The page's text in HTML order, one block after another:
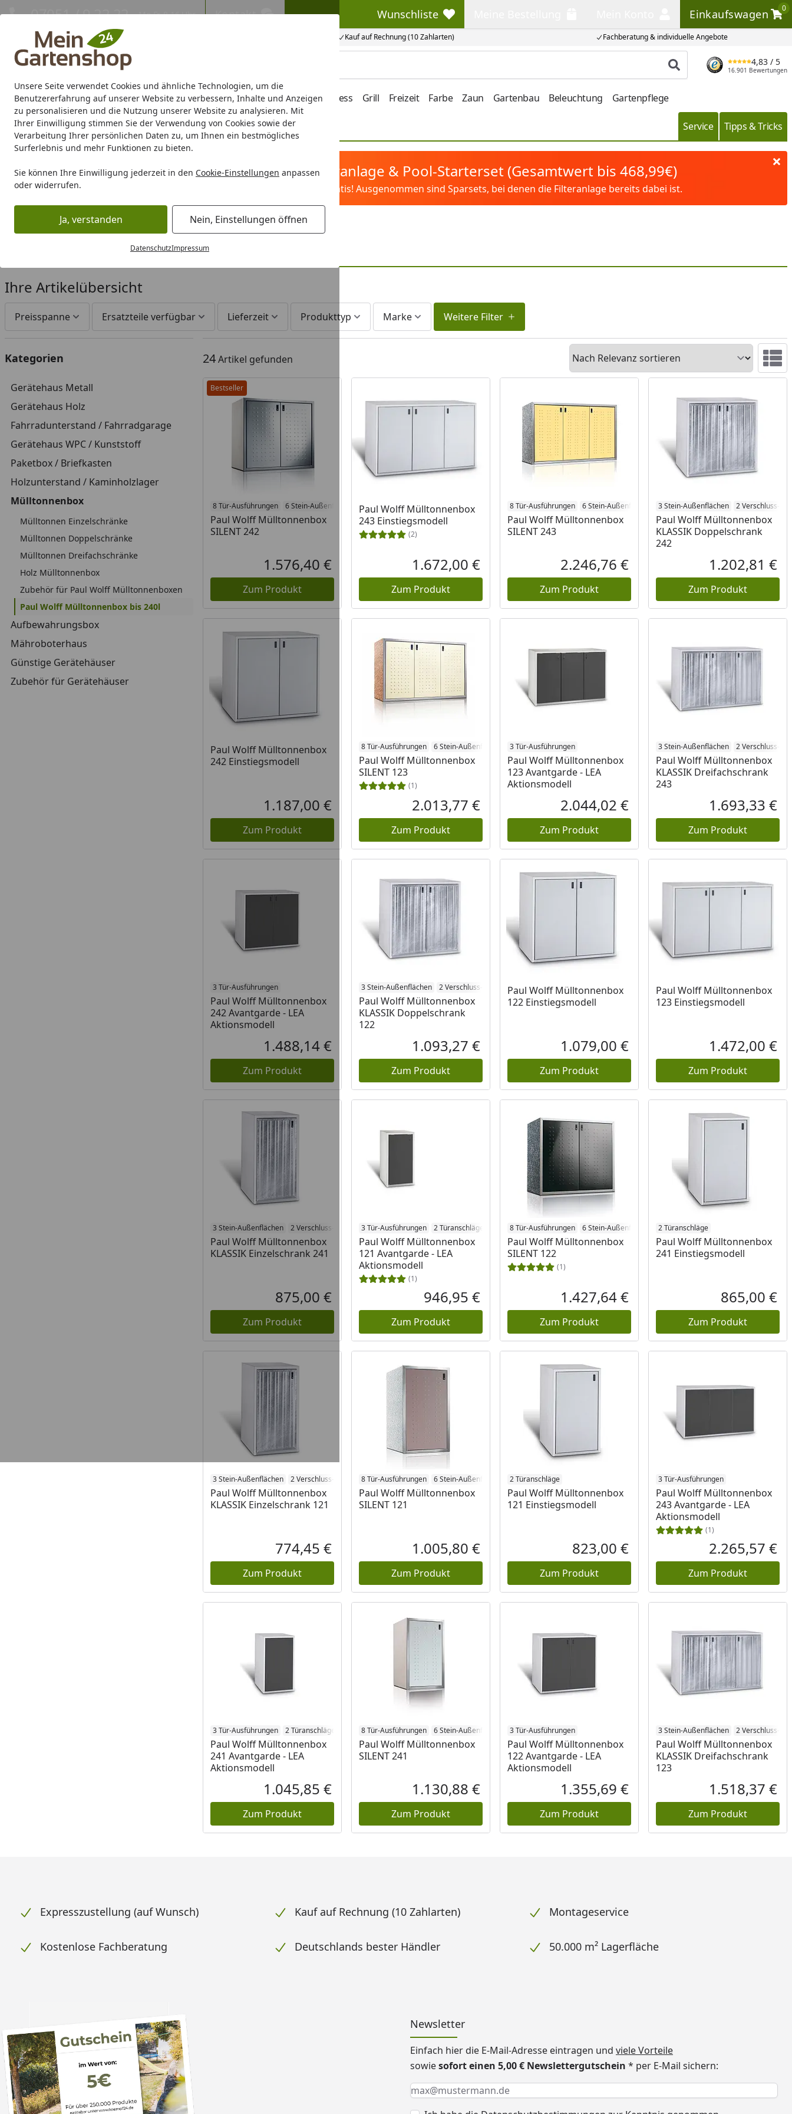
Unsere Seite verwendet Cookies und ähnliche Technologien, um die
Benutzererfahrung auf unserer Website zu verbessern, Inhalte und Anzeigen
zu personalisieren und die Nutzung unserer Website zu analysieren. Mit
Ihrer Einwilligung stimmen Sie der Verwendung von Cookies sowie der
Verarbeitung Ihrer persönlichen Daten zu, um Ihnen ein bestmögliches
Surferlebnis und mehr Funktionen zu bieten.
Sie können Ihre Einwilligung jederzeit in den Cookie-Einstellungen anpassen
oder widerrufen.
Ja, verstanden Nein, Einstellungen öffnen
DatenschutzImpressum
Eigene Montage-Teams Kauf auf Rechnung (10 Zahlarten) Fachberatung & individuelle Angebote
07051 / 9 22 22 Mo-Fr. 8-16 Uhr Kontakt Wunschliste
Wunschliste Einkaufswagen
0
Einkaufswagen
Produkt suchen
4,83 / 5
16.901 Bewertungen
Gartenhaus Gerätehaus Gewächshaus Carport/Garage/Vordach Wellness Grill Freizeit Farbe Zaun Gartenbau Beleuchtung Gartenpflege
Marken Sale % Service Tipps & Tricks
Karibu Pools inkl. gratis Sandfilteranlage & Pool-Starterset (Gesamtwert bis 468,99€)
Dein Traumpool im Sorglos-Paket: Filter&Pflege gratis! Ausgenommen sind Sparsets, bei denen die Filteranlage bereits dabei ist.
Startseite
Gerätehaus Mülltonnenbox Paul Wolff Mülltonnenbox bis 240l
Paul Wolff Mülltonnenbox bis 240l
Ihre Artikelübersicht
Preisspanne Ersatzteile verfügbar Lieferzeit Produkttyp Marke Weitere Filter
Kategorien
Gerätehaus Metall
Gerätehaus Holz
Fahrradunterstand / Fahrradgarage
Gerätehaus WPC / Kunststoff
Paketbox / Briefkasten
Holzunterstand / Kaminholzlager
Mülltonnenbox
Mülltonnen Einzelschränke
Mülltonnen Doppelschränke
Mülltonnen Dreifachschränke
Holz Mülltonnenbox
Zubehör für Paul Wolff Mülltonnenboxen
Paul Wolff Mülltonnenbox bis 240l
Aufbewahrungsbox
Mähroboterhaus
Günstige Gerätehäuser
Zubehör für Gerätehäuser
24Artikel gefunden
Sortieren
Bestseller
8 Tür-Ausführungen 6 Stein-Außenflächen
Paul Wolff Mülltonnenbox
SILENT 242
Aktueller Preis
1.576,40 €
Zum Produkt
Paul Wolff Mülltonnenbox
243 Einstiegsmodell
(2)
Aktueller Preis
1.672,00 €
Zum Produkt
8 Tür-Ausführungen 6 Stein-Außenflächen
Paul Wolff Mülltonnenbox
SILENT 243
Aktueller Preis
2.246,76 €
Zum Produkt
3 Stein-Außenflächen 2 Verschluss-
Paul Wolff Mülltonnenbox
KLASSIK Doppelschrank
242
1.202,81 €
Zum Produkt
Paul Wolff Mülltonnenbox
242 Einstiegsmodell
Aktueller Preis
1.187,00 €
Zum Produkt
8 Tür-Ausführungen 6 Stein-Außenflächen
Paul Wolff Mülltonnenbox
SILENT 123
(1)
Aktueller Preis
2.013,77 €
Zum Produkt
3 Tür-Ausführungen
Paul Wolff Mülltonnenbox
123 Avantgarde - LEA
Aktionsmodell
Aktueller Preis
2.044,02 €
Zum Produkt
3 Stein-Außenflächen 2 Verschluss-
Paul Wolff Mülltonnenbox
KLASSIK Dreifachschrank
243
1.693,33 €
Zum Produkt
3 Tür-Ausführungen
Paul Wolff Mülltonnenbox
242 Avantgarde - LEA
Aktionsmodell
Aktueller Preis
1.488,14 €
Zum Produkt
3 Stein-Außenflächen 2 Verschluss-Systeme
Paul Wolff Mülltonnenbox
KLASSIK Doppelschrank
122
Aktueller Preis
1.093,27 €
Zum Produkt
Paul Wolff Mülltonnenbox
122 Einstiegsmodell
Aktueller Preis
1.079,00 €
Zum Produkt
Paul Wolff Mülltonnenbox
123 Einstiegsmodell
1.472,00 €
Zum Produkt
3 Stein-Außenflächen 2 Verschluss-Systeme 2 Türanschläge
Paul Wolff Mülltonnenbox
KLASSIK Einzelschrank 241
Aktueller Preis
875,00 €
Zum Produkt
3 Tür-Ausführungen 2 Türanschläge
Paul Wolff Mülltonnenbox
121 Avantgarde - LEA
Aktionsmodell
(1)
Aktueller Preis
946,95 €
Zum Produkt
8 Tür-Ausführungen 6 Stein-Außenflächen
Paul Wolff Mülltonnenbox
SILENT 122
(1)
Aktueller Preis
1.427,64 €
Zum Produkt
2 Türanschläge
Paul Wolff Mülltonnenbox
241 Einstiegsmodell
865,00 €
Zum Produkt
3 Stein-Außenflächen 2 Verschluss-Systeme 2 Türanschläge
Paul Wolff Mülltonnenbox
KLASSIK Einzelschrank 121
Aktueller Preis
774,45 €
Zum Produkt
8 Tür-Ausführungen 6 Stein-Außenflächen 2 Türanschläge
Paul Wolff Mülltonnenbox
SILENT 121
Aktueller Preis
1.005,80 €
Zum Produkt
2 Türanschläge
Paul Wolff Mülltonnenbox
121 Einstiegsmodell
Aktueller Preis
823,00 €
Zum Produkt
3 Tür-Ausführungen
Paul Wolff Mülltonnenbox
243 Avantgarde - LEA
Aktionsmodell
(1)
2.265,57 €
Zum Produkt
3 Tür-Ausführungen 2 Türanschläge
Paul Wolff Mülltonnenbox
241 Avantgarde - LEA
Aktionsmodell
Aktueller Preis
1.045,85 €
Zum Produkt
8 Tür-Ausführungen 6 Stein-Außenflächen 2 Türanschläge
Paul Wolff Mülltonnenbox
SILENT 241
Aktueller Preis
1.130,88 €
Zum Produkt
3 Tür-Ausführungen
Paul Wolff Mülltonnenbox
122 Avantgarde - LEA
Aktionsmodell
Aktueller Preis
1.355,69 €
Zum Produkt
3 Stein-Außenflächen 2 Verschluss-
Paul Wolff Mülltonnenbox
KLASSIK Dreifachschrank
123
1.518,37 €
Zum Produkt
Expresszustellung (auf Wunsch) Kauf auf Rechnung (10 Zahlarten) Montageservice
Kostenlose Fachberatung Deutschlands bester Händler 50.000 m² Lagerfläche
Newsletter
Einfach hier die E-Mail-Adresse eintragen und viele Vorteile
sowiesofort einen 5,00 € Newslettergutschein * per E-Mail sichern:
Keine Eingabe erforderlich
Eingabe erforderlich
E-Mail *